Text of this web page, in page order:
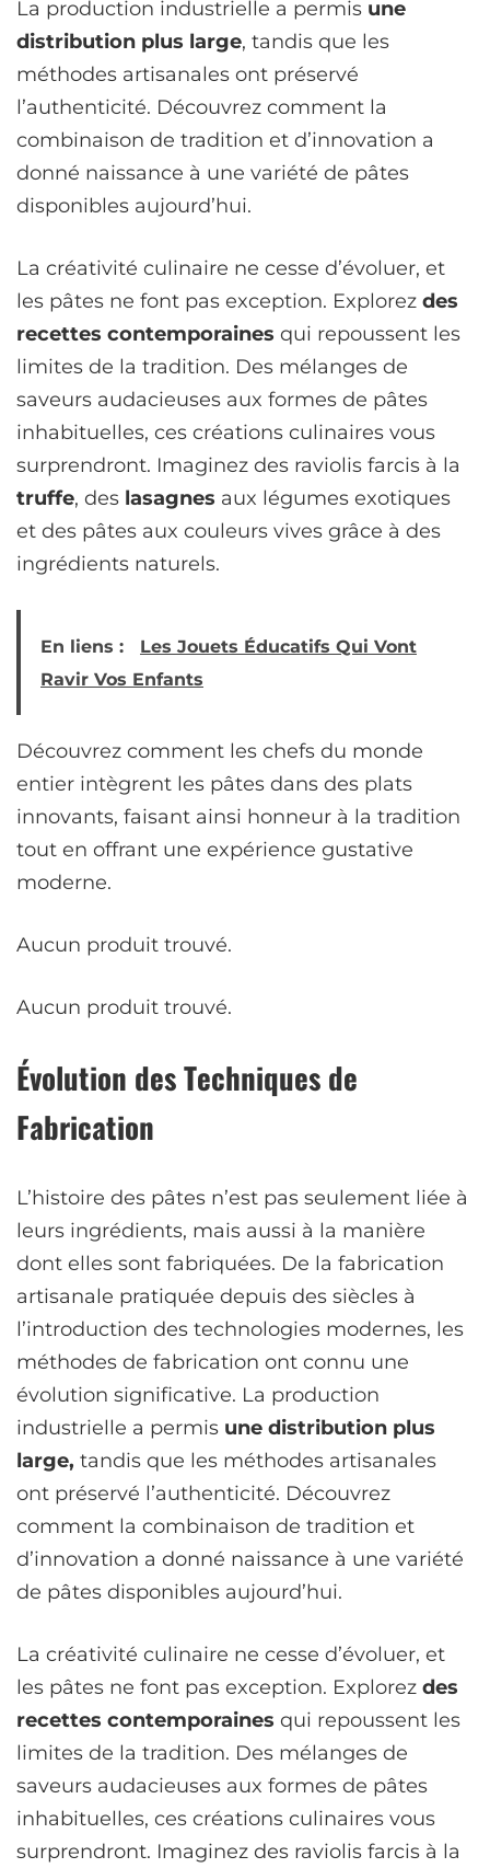
La production industrielle a permis une
distribution plus large, tandis que les
méthodes artisanales ont préservé
l’authenticité. Découvrez comment la
combinaison de tradition et d’innovation a
donné naissance à une variété de pâtes
disponibles aujourd’hui.
La créativité culinaire ne cesse d’évoluer, et
les pâtes ne font pas exception. Explorez des
recettes contemporaines qui repoussent les
limites de la tradition. Des mélanges de
saveurs audacieuses aux formes de pâtes
inhabituelles, ces créations culinaires vous
surprendront. Imaginez des raviolis farcis à la
truffe, des lasagnes aux légumes exotiques
et des pâtes aux couleurs vives grâce à des
ingrédients naturels.
En liens :
Les Jouets Éducatifs Qui Vont
Ravir Vos Enfants
Découvrez comment les chefs du monde
entier intègrent les pâtes dans des plats
innovants, faisant ainsi honneur à la tradition
tout en offrant une expérience gustative
moderne.
Aucun produit trouvé.
Aucun produit trouvé.
Évolution des Techniques de
Fabrication
L’histoire des pâtes n’est pas seulement liée à
leurs ingrédients, mais aussi à la manière
dont elles sont fabriquées. De la fabrication
artisanale pratiquée depuis des siècles à
l’introduction des technologies modernes, les
méthodes de fabrication ont connu une
évolution significative. La production
industrielle a permis une distribution plus
large, tandis que les méthodes artisanales
ont préservé l’authenticité. Découvrez
comment la combinaison de tradition et
d’innovation a donné naissance à une variété
de pâtes disponibles aujourd’hui.
La créativité culinaire ne cesse d’évoluer, et
les pâtes ne font pas exception. Explorez des
recettes contemporaines qui repoussent les
limites de la tradition. Des mélanges de
saveurs audacieuses aux formes de pâtes
inhabituelles, ces créations culinaires vous
surprendront. Imaginez des raviolis farcis à la